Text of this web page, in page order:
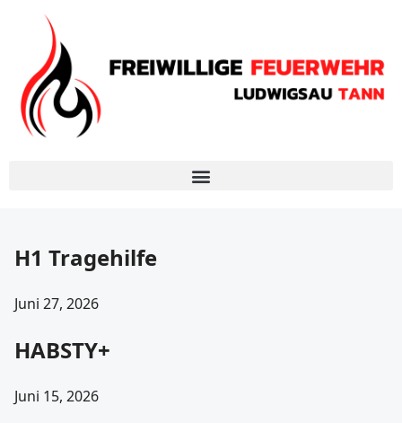
H1 Tragehilfe
Juni 27, 2026
HABSTY+
Juni 15, 2026